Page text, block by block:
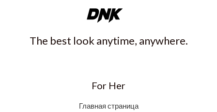
The best look anytime, anywhere.
For Her
Главная страница